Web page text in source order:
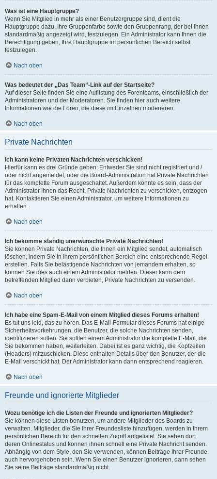
Was ist eine Hauptgruppe?
Wenn Sie Mitglied in mehr als einer Benutzergruppe sind, dient die
Hauptgruppe dazu, Ihre Gruppenfarbe sowie den Gruppenrang, der bei Ihnen
standardmäßig angezeigt wird, festzulegen. Ein Administrator kann Ihnen die
Berechtigung geben, Ihre Hauptgruppe im persönlichen Bereich selbst
festzulegen.
Nach oben
Was bedeutet der „Das Team“-Link auf der Startseite?
Auf dieser Seite finden Sie eine Auflistung des Forenteams, einschließlich der
Administratoren und der Moderatoren. Sie finden hier auch weitere
Informationen wie die Foren, die diese im Einzelnen moderieren.
Nach oben
Private Nachrichten
Ich kann keine Privaten Nachrichten verschicken!
Hierfür kann es drei Gründe geben: Entweder Sie sind nicht registriert und /
oder nicht angemeldet, oder die Board-Administration hat Private Nachrichten
für das komplette Forum ausgeschaltet. Außerdem könnte es sein, dass der
Administrator Ihnen das Recht, Private Nachrichten zu verschicken, entzogen
hat. Kontaktieren Sie einen Administrator, um weitere Informationen zu
erhalten.
Nach oben
Ich bekomme ständig unerwünschte Private Nachrichten!
Sie können Private Nachrichten, die Ihnen ein Mitglied sendet, automatisch
löschen, indem Sie in Ihrem persönlichen Bereich eine entsprechende Regel
erstellen. Falls Sie belästigende Nachrichten von jemandem erhalten, so
können Sie dies auch einem Administrator melden. Dieser kann dem
betreffenden Mitglied dann verbieten, Private Nachrichten zu versenden.
Nach oben
Ich habe eine Spam-E-Mail von einem Mitglied dieses Forums erhalten!
Es tut uns leid, das zu hören. Das E-Mail-Formular dieses Forums hat einige
Sicherheitsvorkehrungen, die Benutzer, die solche Nachrichten senden,
identifizieren sollen. Sie sollten einem Administrator die komplette E-Mail, die
Sie bekommen haben, weiterleiten. Dabei ist es ganz wichtig, die Kopfzeilen
(Headers) mitzuschicken. Diese enthalten Details über den Benutzer, der die
E-Mail verschickt hat. Der Administrator kann dann entsprechend reagieren.
Nach oben
Freunde und ignorierte Mitglieder
Wozu benötige ich die Listen der Freunde und ignorierten Mitglieder?
Sie können diese Listen benutzen, um andere Mitglieder des Boards zu
verwalten. Mitglieder, die Sie Ihrer Freundesliste hinzufügen, werden in Ihrem
persönlichen Bereich für den schnellen Zugriff aufgelistet. Sie sehen dort
deren Onlinestatus und können ihnen schnell eine Private Nachricht senden.
Abhängig von dem Style, den Sie verwenden, können Beiträge Ihrer Freunde
auch hervorgehoben sein. Wenn Sie einen Benutzer ignorieren, dann sehen
Sie seine Beiträge standardmäßig nicht.